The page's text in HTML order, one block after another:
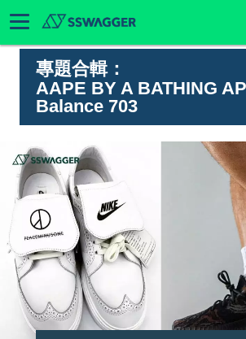
專題合輯：
AAPE BY A BATHING
Balance 703